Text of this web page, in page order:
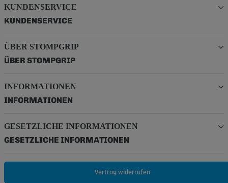
KUNDENSERVICE
KUNDENSERVICE
ÜBER STOMPGRIP
ÜBER STOMPGRIP
INFORMATIONEN
INFORMATIONEN
GESETZLICHE INFORMATIONEN
GESETZLICHE INFORMATIONEN
Vertrag widerrufen